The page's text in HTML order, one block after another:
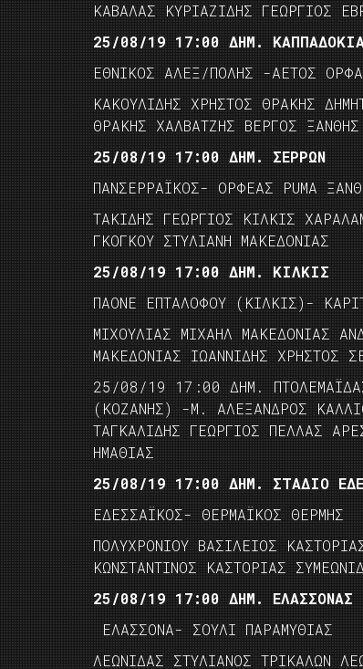
ΚΑΒΑΛΑΣ ΚΥΡΙΑΖΙΔΗΣ ΓΕΩΡΓΙΟΣ
25/08/19 17:00 ΔΗΜ.
ΕΘΝΙΚΟΣ ΑΛΕΞ/ΠΟΛΗΣ -ΑΕΤΟΣ
ΚΑΚΟΥΛΙΔΗΣ ΧΡΗΣΤΟΣ ΘΡΑΚΗΣ
ΘΡΑΚΗΣ ΧΑΛΒΑΤΖΗΣ ΒΕΡΓΟΣ ΞΑΝΘΗΣ
25/08/19 17:00 ΔΗΜ. ΣΕΡΡΩΝ
ΠΑΝΣΕΡΡΑΪΚΟΣ- ΟΡΦΕΑΣ PUMA
ΤΑΚΙΔΗΣ ΓΕΩΡΓΙΟΣ ΚΙΛΚΙΣ
ΓΚΟΓΚΟΥ ΣΤΥΛΙΑΝΗ ΜΑΚΕΔΟΝΙΑΣ
25/08/19 17:00 ΔΗΜ. ΚΙΛΚΙΣ
ΠΑΟΝΕ ΕΠΤΑΛΟΦΟΥ (ΚΙΛΚΙΣ)-
ΜΙΧΟΥΛΙΑΣ ΜΙΧΑΗΛ ΜΑΚΕΔΟΝΙΑΣ
ΜΑΚΕΔΟΝΙΑΣ ΙΩΑΝΝΙΔΗΣ ΧΡΗΣΤΟΣ
25/08/19 17:00 ΔΗΜ.
(ΚΟΖΑΝΗΣ) -Μ. ΑΛΕΞΑΝΔΡΟΣ
ΤΑΓΚΑΛΙΔΗΣ ΓΕΩΡΓΙΟΣ ΠΕΛΛΑΣ
ΗΜΑΘΙΑΣ
25/08/19 17:00 ΔΗΜ. ΣΤΑΔΙΟ
ΕΔΕΣΣΑΪΚΟΣ- ΘΕΡΜΑΪΚΟΣ ΘΕΡΜΗΣ
ΠΟΛΥΧΡΟΝΙΟΥ ΒΑΣΙΛΕΙΟΣ
ΚΩΝΣΤΑΝΤΙΝΟΣ ΚΑΣΤΟΡΙΑΣ
25/08/19 17:00 ΔΗΜ. ΕΛΑΣΣΟΝΑΣ
ΕΛΑΣΣΟΝΑ- ΣΟΥΛΙ ΠΑΡΑΜΥΘΙΑΣ
ΛΕΩΝΙΔΑΣ ΣΤΥΛΙΑΝΟΣ ΤΡΙΚΑΛΩΝ